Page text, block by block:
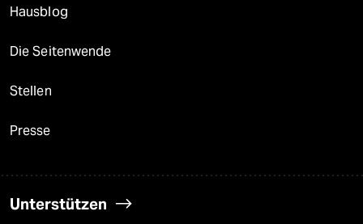
Hausblog
Die Seitenwende
Stellen
Presse
Unterstützen